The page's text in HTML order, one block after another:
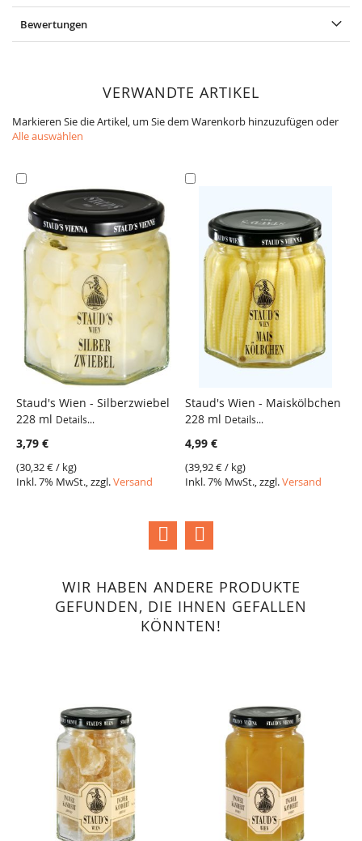
Bewertungen
VERWANDTE ARTIKEL
Markieren Sie die Artikel, um Sie dem Warenkorb hinzuzufügen oder
Alle auswählen
Warenkorb
VERGLEICH
Staud's Wien - Silberzwiebel
228 ml Details...
3,79 €
(30,32 €/ kg)
Inkl. 7% MwSt., zzgl.Versand
VERGLEICH
Staud's Wien - Maiskölbchen
228 ml Details...
4,99 €
(39,92 €/ kg)
Inkl. 7% MwSt., zzgl.Versand
WIR HABEN ANDERE PRODUKTE
GEFUNDEN, DIE IHNEN GEFALLEN
KÖNNTEN!